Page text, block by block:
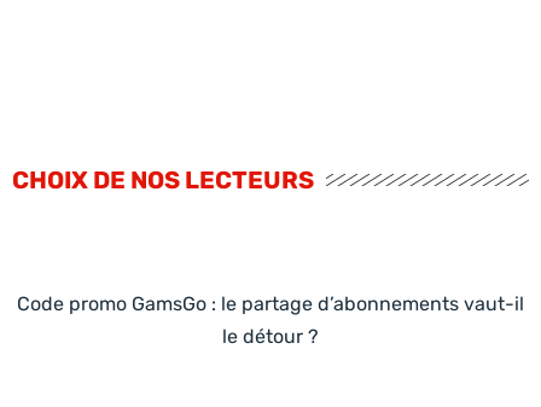
CHOIX DE NOS LECTEURS
Code promo GamsGo : le partage d’abonnements vaut-il
le détour ?